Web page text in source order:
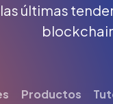
últimas
Productos